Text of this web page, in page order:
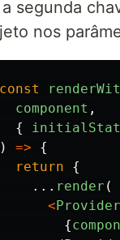
segunda
nos
const
component ,
{
)
=>
{
return
{
... render (
<Provider
{